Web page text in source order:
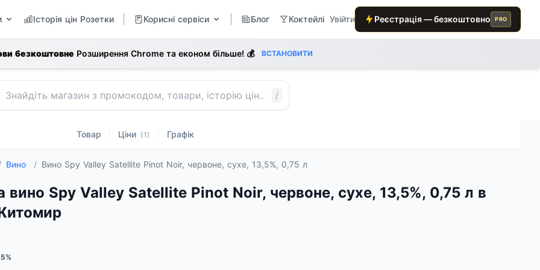
Історія цін Розетки Корисні сервіси Блог Коктейлі Увійти Реєстрація — безкоштовно PRO
безкоштовне Розширення Chrome та економ більше! 💰 ВСТАНОВИТИ
/
Товар Ціни (1) Графік
Вино / Вино Spy Valley Satellite Pinot Noir, червоне, сухе, 13,5%, 0,75 л
вино Spy Valley Satellite Pinot Noir, червоне, сухе, 13,5%, 0,75 л в